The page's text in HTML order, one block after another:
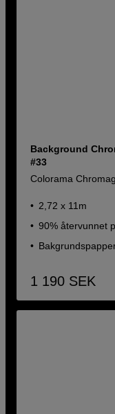
Background
#33
Colorama
2,72 x 11m
90% återvunnet
1 190 SEK